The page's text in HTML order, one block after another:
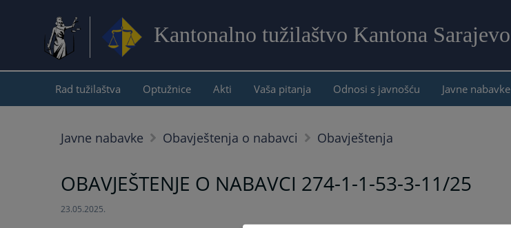
Kantonalno tužilaštvo Kantona Sarajevo
Rad tužilaštva Optužnice Akti Vaša pitanja Odnosi s javnošću Javne nabavke
Javne nabavke Obavještenja o nabavci Obavještenja
OBAVJEŠTENJE O NABAVCI 274-1-1-53-3-11/25
23.05.2025.